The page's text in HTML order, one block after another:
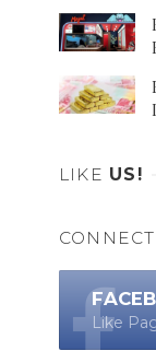
LIKE US!
CONNECT
Like